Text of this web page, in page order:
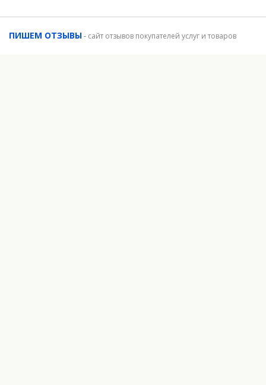
ПИШЕМ ОТЗЫВЫ- сайт отзывов покупателей услуг и товаров